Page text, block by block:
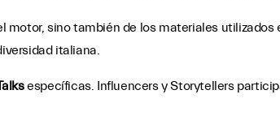
sino también de los materiales
italiana.
específicas. Influencers y Storytellers